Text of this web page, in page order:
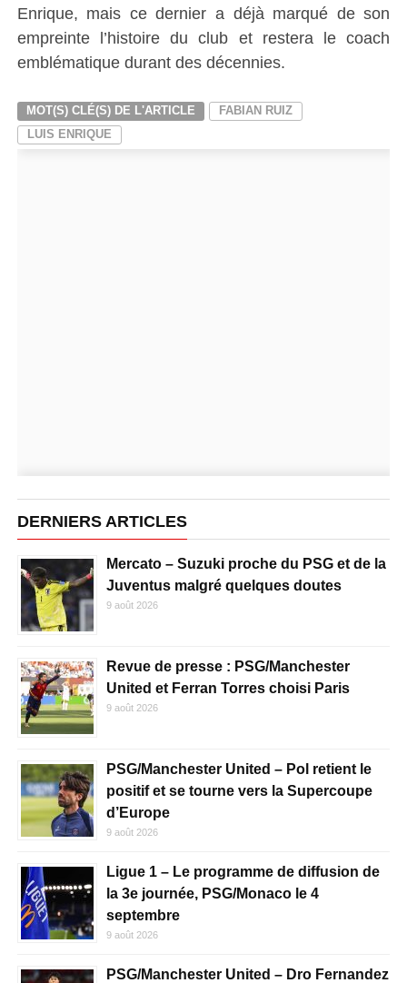
Enrique, mais ce dernier a déjà marqué de son
empreinte l’histoire du club et restera le coach
emblématique durant des décennies.
MOT(S) CLÉ(S) DE L'ARTICLE
FABIAN RUIZ
LUIS ENRIQUE
DERNIERS ARTICLES
Mercato – Suzuki proche du PSG et de la
Juventus malgré quelques doutes
9 août 2026
Revue de presse : PSG/Manchester
United et Ferran Torres choisi Paris
9 août 2026
PSG/Manchester United – Pol retient le
positif et se tourne vers la Supercoupe
d’Europe
9 août 2026
Ligue 1 – Le programme de diffusion de
la 3e journée, PSG/Monaco le 4
septembre
9 août 2026
PSG/Manchester United – Dro Fernandez